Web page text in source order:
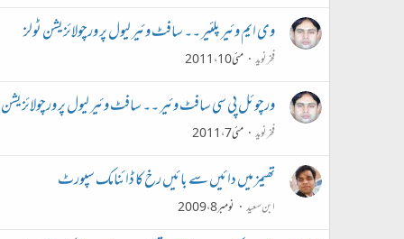
وی ایم وئیر پلئیر ۔۔ سافٹ وئیر لیول پر ورچولائزیشن ٹولز
فخرنوید مئی 10، 2011
ورچوئل پی سی سافٹ وئیر ۔۔ سافٹ وئیر لیول پر ورچولائزیشن
فخرنوید مئی 7، 2011
تھیمز میں دائیں سے بائیں رخ کا ڈائنامک سپورٹ
ابن سعید نومبر 8، 2009